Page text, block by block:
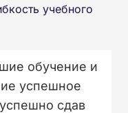
учебного
обучение и
успешное
сдав